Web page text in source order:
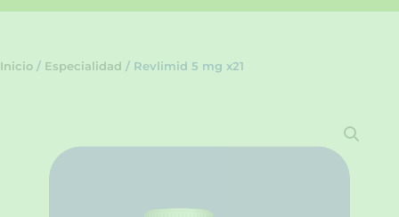
Inicio / Especialidad / Revlimid 5 mg x21